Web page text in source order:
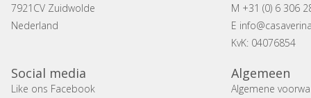
7921CV Zuidwolde
Nederland
M +31 (0) 6 306
E
KvK: 04076854
Social media
Like ons Facebook
Algemeen
Algemene